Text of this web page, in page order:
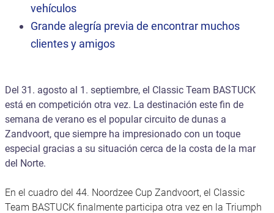
vehículos
Grande alegría previa de encontrar muchos
clientes y amigos
Del 31. agosto al 1. septiembre, el Classic Team BASTUCK
está en competición otra vez. La destinación este fin de
semana de verano es el popular circuito de dunas a
Zandvoort, que siempre ha impresionado con un toque
especial gracias a su situación cerca de la costa de la mar
del Norte.
En el cuadro del 44. Noordzee Cup Zandvoort, el Classic
Team BASTUCK finalmente participa otra vez en la Triumph